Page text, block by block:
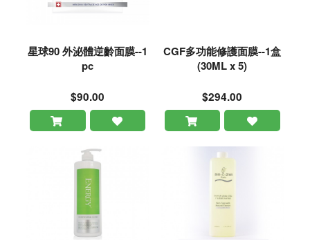
星球90 外泌體逆齡面膜--1
pc
$90.00
CGF多功能修護面膜--1盒
(30ML x 5)
$294.00